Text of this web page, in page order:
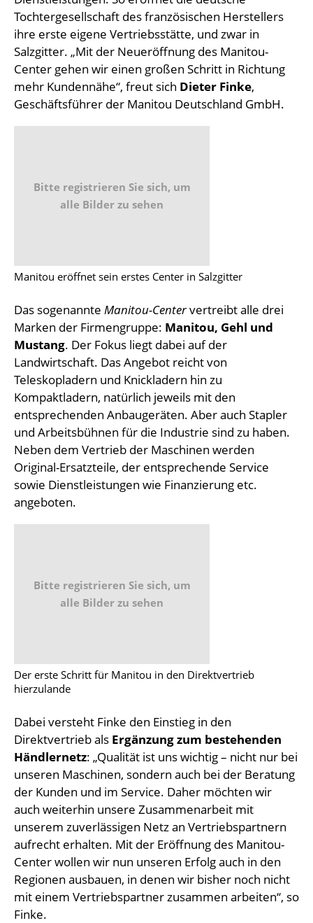
Tochtergesellschaft des französischen Herstellers
ihre erste eigene Vertriebsstätte, und zwar in
Salzgitter. „Mit der Neueröffnung des Manitou-
Center gehen wir einen großen Schritt in Richtung
mehr Kundennähe“, freut sich Dieter Finke,
Geschäftsführer der Manitou Deutschland GmbH.
Bitte registrieren Sie sich, um
alle Bilder zu sehen
Manitou eröffnet sein erstes Center in Salzgitter
Das sogenannte Manitou-Centervertreibt alle drei
Marken der Firmengruppe: Manitou, Gehl und
Mustang. Der Fokus liegt dabei auf der
Landwirtschaft. Das Angebot reicht von
Teleskopladern und Knickladern hin zu
Kompaktladern, natürlich jeweils mit den
entsprechenden Anbaugeräten. Aber auch Stapler
und Arbeitsbühnen für die Industrie sind zu haben.
Neben dem Vertrieb der Maschinen werden
Original-Ersatzteile, der entsprechende Service
sowie Dienstleistungen wie Finanzierung etc.
angeboten.
Bitte registrieren Sie sich, um
alle Bilder zu sehen
Der erste Schritt für Manitou in den Direktvertrieb
hierzulande
Dabei versteht Finke den Einstieg in den
Direktvertrieb als Ergänzung zum bestehenden
Händlernetz: „Qualität ist uns wichtig – nicht nur bei
unseren Maschinen, sondern auch bei der Beratung
der Kunden und im Service. Daher möchten wir
auch weiterhin unsere Zusammenarbeit mit
unserem zuverlässigen Netz an Vertriebspartnern
aufrecht erhalten. Mit der Eröffnung des Manitou-
Center wollen wir nun unseren Erfolg auch in den
Regionen ausbauen, in denen wir bisher noch nicht
mit einem Vertriebspartner zusammen arbeiten“, so
Finke.